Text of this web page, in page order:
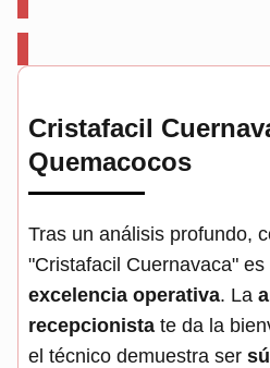
Cristafacil
Quemacocos
Tras un análisis profundo,
"Cristafacil Cuernavaca"
excelencia operativa. La
recepcionista te da la
el técnico demuestra ser